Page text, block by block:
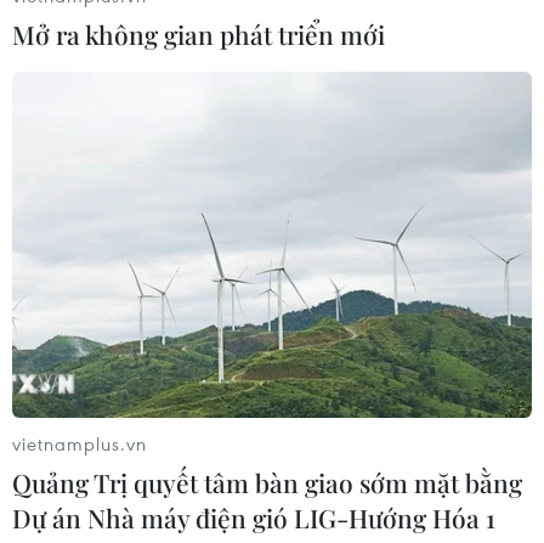
05/08/2026 07:46
Hồ sơ Phở phải chứng
minh được sức sống của di sản trong
cộng đồng
05/08/2026 07:12
Xem thêm
Mở ra không gian phát triển mới
vietnamplus.vn
Quảng Trị quyết tâm bàn giao sớm mặt bằng
Dự án Nhà máy điện gió LIG-Hướng Hóa 1